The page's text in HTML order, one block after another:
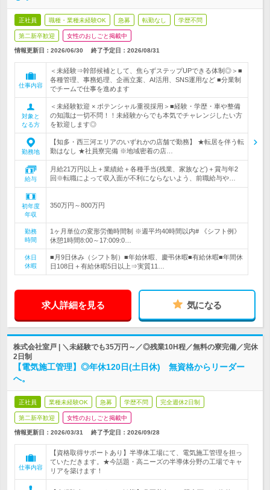
正社員 職種・業種未経験OK 急募 転勤なし 学歴不問
第二新卒歓迎 女性のおしごと掲載中
情報更新日：2026/06/30 終了予定日： 2026/08/31
仕事内容
＜未経験⇒幹部候補として、焦らずステップUPできる体制◎＞■
各種管理、事務処理、企画立案、AI活用、SNS運用など ■分業制
でチームで仕事を進めます
対象と
なる方
＜未経験歓迎 × ポテンシャル重視採用＞■経験・学歴・車や整備
の知識は一切不問！！未経験からでも本気でチャレンジしたい方
を歓迎します◎
勤務地
【知多・西三河エリアのいずれかの店舗で勤務】 ★転居を伴う転
勤はなし ★社員寮完備 ※地域密着の店…
給与
月給21万円以上＋業績給＋各種手当(残業、家族など)＋賞与年2
回※転職によって収入面が不利にならないよう、前職給与や…
初年度
年収
350万円～800万円
勤務
時間
1ヶ月単位の変形労働時間制 ※週平均40時間以内# 《シフト例》
休憩1時間8:00～17:009:0…
休日
休暇
■月9日休み（シフト制）■年始休暇、慶弔休暇■有給休暇■年間休
日108日＋有給休暇5日以上⇒実質11…
求人詳細を見る 気になる
株式会社室戸 | ＼未経験でも35万円～／◎残業10H程／無料の寮完備／完休
2日制
【電気施工管理】◎年休120日(土日休) 無資格からリーダー
へ。
正社員 業種未経験OK 急募 学歴不問 完全週休2日制
第二新卒歓迎 女性のおしごと掲載中
情報更新日：2026/03/31 終了予定日： 2026/09/28
仕事内容
【資格取得サポートあり】半導体工場にて、電気施工管理を担っ
ていただきます。★今話題・高ニーズの半導体分野の工場でキャ
リアを築けます！